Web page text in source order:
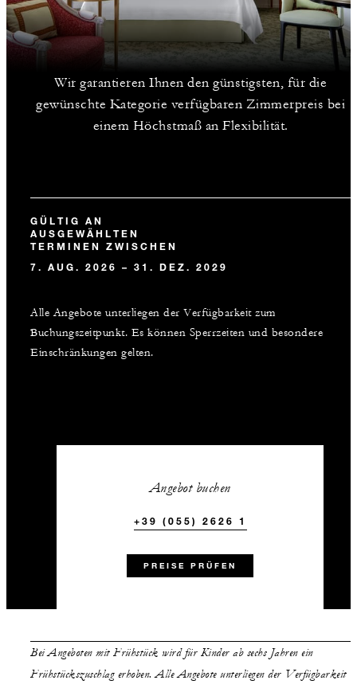
Wir garantieren Ihnen den günstigsten, für die
gewünschte Kategorie verfügbaren Zimmerpreis bei
einem Höchstmaß an Flexibilität.
GÜLTIG AN
AUSGEWÄHLTEN
TERMINEN ZWISCHEN
7. AUG. 2026 – 31. DEZ. 2029
Alle Angebote unterliegen der Verfügbarkeit zum
Buchungszeitpunkt. Es können Sperrzeiten und besondere
Einschränkungen gelten.
Angebot buchen
+39 (055) 2626 1
PREISE PRÜFEN
Bei Angeboten mit Frühstück wird für Kinder ab sechs Jahren ein
Frühstückszuschlag erhoben. Alle Angebote unterliegen der Verfügbarkeit